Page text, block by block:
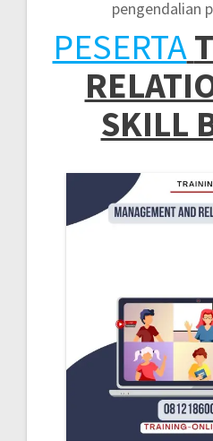
pengendalian
PESERTA
SKILL